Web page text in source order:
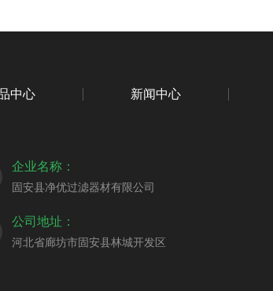
中心 新闻中心
企业名称：
固安县净优过滤器材有限公司
公司地址：
河北省廊坊市固安县林城开发区